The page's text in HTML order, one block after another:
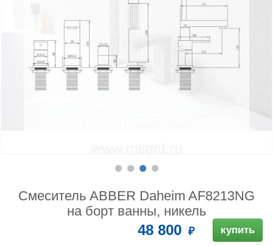
Смеситель ABBER Daheim AF8213NG
на борт ванны, никель
48 800 купить